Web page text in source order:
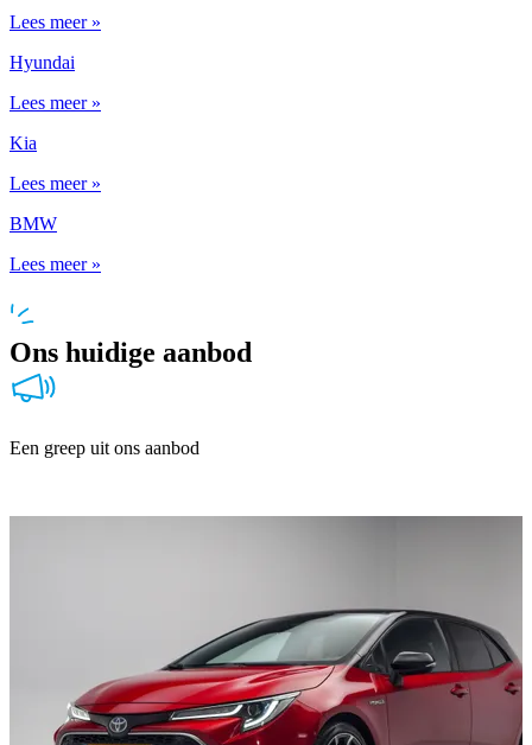
Lees meer »
Hyundai
Lees meer »
Kia
Lees meer »
BMW
Lees meer »
Ons huidige aanbod
Een greep uit ons aanbod